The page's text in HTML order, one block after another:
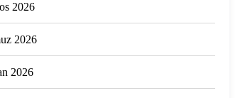
2026
2026
2026